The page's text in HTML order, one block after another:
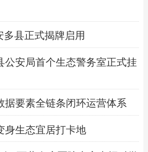
多县正式揭牌启用
公安局首个生态警务室正式挂
据要素全链条闭环运营体系
身生态宜居打卡地